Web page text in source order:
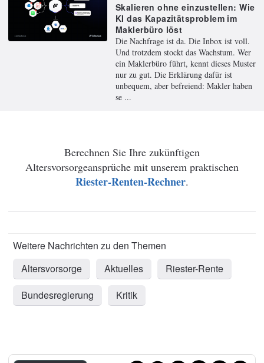
Skalieren ohne einzustellen: Wie
KI das Kapazitätsproblem im
Maklerbüro löst
Die Nachfrage ist da. Die Inbox ist voll.
Und trotzdem stockt das Wachstum. Wer
ein Maklerbüro führt, kennt dieses Muster
nur zu gut. Die Erklärung dafür ist
unbequem, aber befreiend: Makler haben
se ...
Berechnen Sie Ihre zukünftigen
Altersvorsorgeansprüche mit unserem praktischen
Riester-Renten-Rechner.
Altersvorsorge Aktuelles
Riester-Rente
Bundesregierung
Kritik